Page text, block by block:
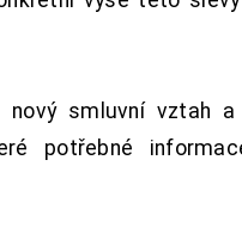
nový smluvní vztah
potřebné